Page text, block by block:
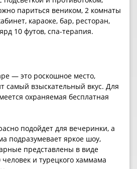
париться веником, 2 комнаты
караоке, бар, ресторан,
10 футов, спа-терапия.
— это роскошное место,
самый взыскательный вкус. Для
охраняемая бесплатная
подойдет для вечеринки, а
подразумевает яркое шоу,
представлены в виде
и турецкого хаммама